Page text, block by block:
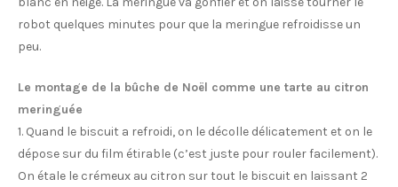
robot quelques minutes pour que la meringue refroidisse un
peu.
Le montage de la bûche de Noël comme une tarte au citron
meringuée
1. Quand le biscuit a refroidi, on le décolle délicatement et on le
dépose sur du film étirable (c’est juste pour rouler facilement).
On étale le crémeux au citron sur tout le biscuit en laissant 2